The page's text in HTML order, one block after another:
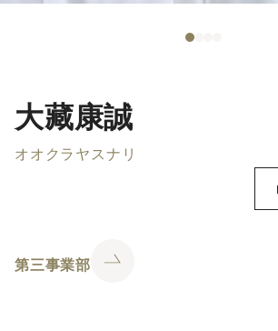
大藏康誠
オオクラヤスナリ
第三事業部